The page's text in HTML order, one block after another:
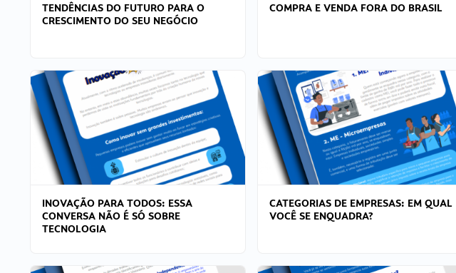
TENDÊNCIAS DO FUTURO PARA O
CRESCIMENTO DO SEU NEGÓCIO
COMPRA E VENDA FORA DO BRASIL
INOVAÇÃO PARA TODOS: ESSA
CONVERSA NÃO É SÓ SOBRE
TECNOLOGIA
CATEGORIAS DE EMPRESAS: EM QUAL
VOCÊ SE ENQUADRA?